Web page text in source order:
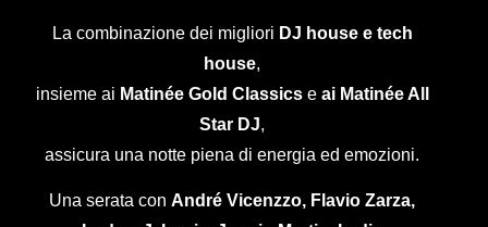
La combinazione dei migliori DJ house e tech
house,
insieme ai Matinée Gold Classicse ai Matinée All
Star DJ,
assicura una notte piena di energia ed emozioni.
Una serata conAndré Vicenzzo, Flavio Zarza,